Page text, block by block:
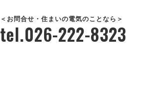
＜お問合せ・住まいの電気のことなら＞
tel.026-222-8323